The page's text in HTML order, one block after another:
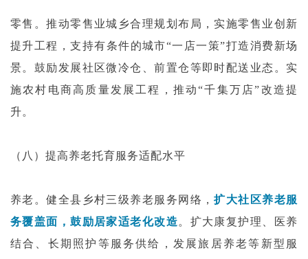
零售。推动零售业城乡合理规划布局，实施零售业创新
提升工程，支持有条件的城市“一店一策”打造消费新场
景。鼓励发展社区微冷仓、前置仓等即时配送业态。实
施农村电商高质量发展工程，推动“千集万店”改造提
升。
（八）提高养老托育服务适配水平
养老。健全县乡村三级养老服务网络，扩大社区养老服
务覆盖面，鼓励居家适老化改造。扩大康复护理、医养
结合、长期照护等服务供给，发展旅居养老等新型服